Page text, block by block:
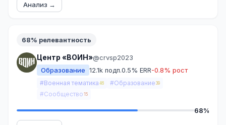
Анализ →
68% релевантность
Центр «ВОИН»@crvsp2023
Образование 12.1k подп.0.5% ERR-0.8% рост
#Военная тематика 46 #Образование 39
#Сообщество 15
68%